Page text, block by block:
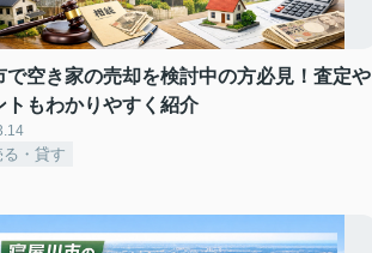
で空き家の売却を検討中の方必見！査定や
トもわかりやすく紹介
・貸す